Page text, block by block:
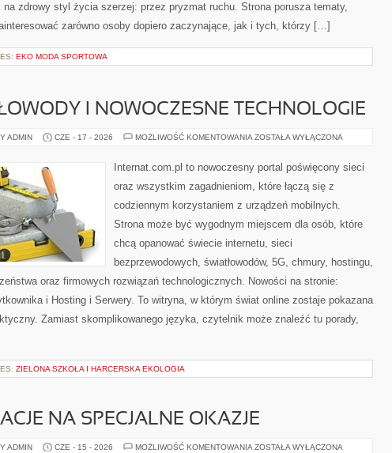
na zdrowy styl życia szerzej: przez pryzmat ruchu. Strona porusza tematy,
zarówno osoby dopiero zaczynające, jak i tych, którzy […]
EKO MODA SPORTOWA
I NOWOCZESNE TECHNOLOGIE
ADMIN CZE - 17 - 2026 MOŻLIWOŚĆ KOMENTOWANIA ŚWIATŁOWODY
TECHNOLOGIE
ZOSTAŁA WYŁĄCZONA
Internat.com.pl to nowoczesny portal poświęcony sieci
oraz wszystkim zagadnieniom, które łączą się z
codziennym korzystaniem z urządzeń mobilnych.
Strona może być wygodnym miejscem dla osób, które
chcą opanować świecie internetu, sieci
bezprzewodowych, światłowodów, 5G, chmury, hostingu,
oraz firmowych rozwiązań technologicznych. Nowości na stronie:
i Hosting i Serwery. To witryna, w którym świat online zostaje pokazana
Zamiast skomplikowanego języka, czytelnik może znaleźć tu porady,
ZIELONA SZKOŁA I HARCERSKA EKOLOGIA
NA SPECJALNE OKAZJE
ADMIN CZE - 15 - 2026 MOŻLIWOŚĆ KOMENTOWANIA STYLIZACJE
ZOSTAŁA WYŁĄCZONA